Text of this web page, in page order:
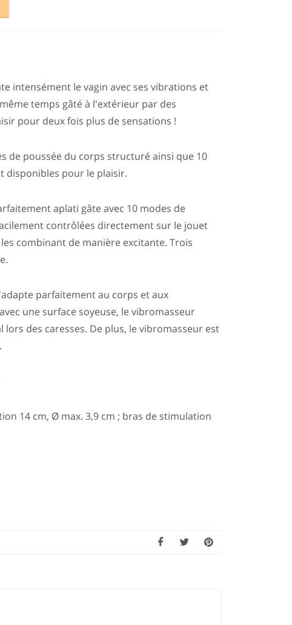
intensément le vagin avec ses vibrations et
temps gâté à l'extérieur par des
pour deux fois plus de sensations !
de poussée du corps structuré ainsi que 10
disponibles pour le plaisir.
aplati gâte avec 10 modes de
contrôlées directement sur le jouet
combinant de manière excitante. Trois
parfaitement au corps et aux
une surface soyeuse, le vibromasseur
des caresses. De plus, le vibromasseur est
14 cm, Ø max. 3,9 cm ; bras de stimulation